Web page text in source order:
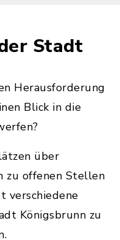
Stadt
Herausforderung
Blick in die
über
zu offenen Stellen
verschiedene
Königsbrunn zu